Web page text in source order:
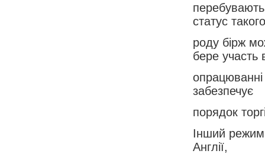
статус такого
роду бірж
бере участь
опрацюванні
забезпечує
порядок
Інший режим
Англії,